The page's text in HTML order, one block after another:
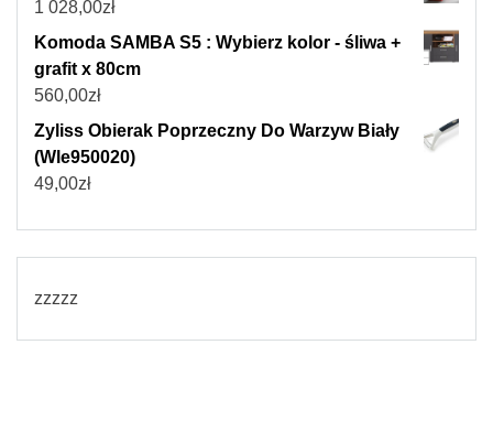
1 028,00zł
Komoda SAMBA S5 : Wybierz kolor - śliwa +
grafit x 80cm
560,00zł
Zyliss Obierak Poprzeczny Do Warzyw Biały
(Wle950020)
49,00zł
zzzzz